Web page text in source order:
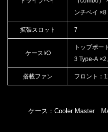
ンチベイ ×8
拡張スロット 7
ケースI/O
トップポー
3 Type-A ×2
搭載ファン フロント：
ケース：Cooler Master